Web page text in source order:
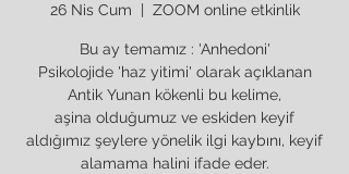
26 Nis Cum ZOOM online etkinlik
Bu ay temamız : 'Anhedoni'
Psikolojide 'haz yitimi' olarak açıklanan
Antik Yunan kökenli bu kelime,
aşina olduğumuz ve eskiden keyif
aldığımız şeylere yönelik ilgi kaybını, keyif
alamama halini ifade eder.